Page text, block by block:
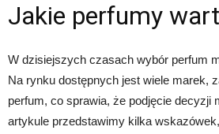
Jakie perfumy
W dzisiejszych czasach wybór perfum
Na rynku dostępnych jest wiele marek,
perfum, co sprawia, że podjęcie decyzji
artykule przedstawimy kilka